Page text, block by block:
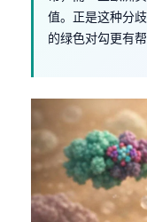
值。正是这种分
的绿色对勾更有